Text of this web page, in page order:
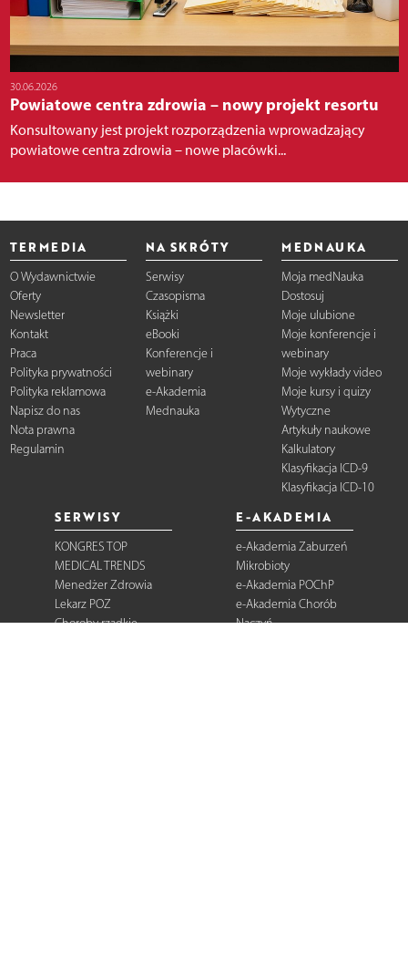
30.06.2026
Powiatowe centra zdrowia – nowy projekt resortu
Konsultowany jest projekt rozporządzenia wprowadzający
powiatowe centra zdrowia – nowe placówki...
TERMEDIA
O Wydawnictwie
Oferty
Newsletter
Kontakt
Praca
Polityka prywatności
Polityka reklamowa
Napisz do nas
Nota prawna
Regulamin
NA SKRÓTY
Serwisy
Czasopisma
Książki
eBooki
Konferencje i
webinary
e-Akademia
Mednauka
MEDNAUKA
Moja medNauka
Dostosuj
Moje ulubione
Moje konferencje i
webinary
Moje wykłady video
Moje kursy i quizy
Wytyczne
Artykuły naukowe
Kalkulatory
Klasyfikacja ICD-9
Klasyfikacja ICD-10
SERWISY
KONGRES TOP
MEDICAL TRENDS
Menedżer Zdrowia
Lekarz POZ
Choroby rzadkie
E-AKADEMIA
e-Akademia Zaburzeń
Mikrobioty
e-Akademia POChP
e-Akademia Chorób
Naczyń